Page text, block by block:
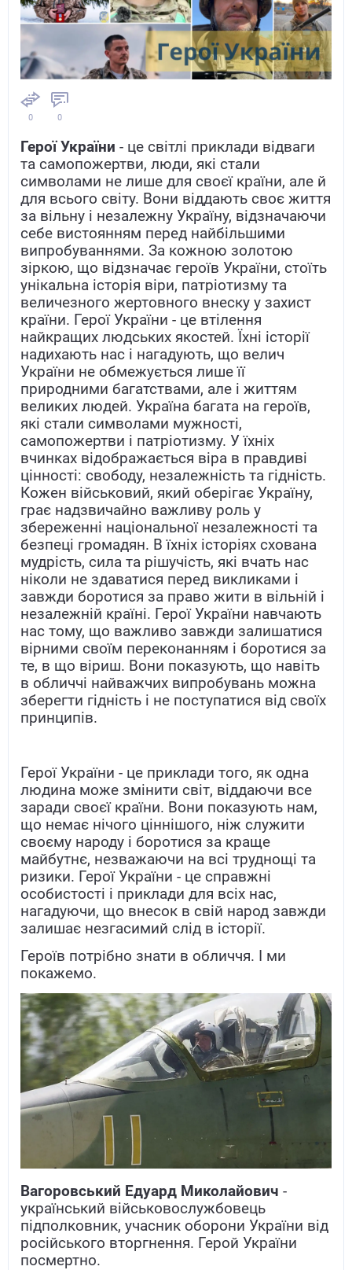
0 0
Герої України - це світлі приклади відваги
та самопожертви, люди, які стали
символами не лише для своєї країни, але й
для всього світу. Вони віддають своє життя
за вільну і незалежну Україну, відзначаючи
себе вистоянням перед найбільшими
випробуваннями. За кожною золотою
зіркою, що відзначає героїв України, стоїть
унікальна історія віри, патріотизму та
величезного жертовного внеску у захист
країни. Герої України - це втілення
найкращих людських якостей. Їхні історії
надихають нас і нагадують, що велич
України не обмежується лише її
природними багатствами, але і життям
великих людей. Україна багата на героїв,
які стали символами мужності,
самопожертви і патріотизму. У їхніх
вчинках відображається віра в правдиві
цінності: свободу, незалежність та гідність.
Кожен військовий, який оберігає Україну,
грає надзвичайно важливу роль у
збереженні національної незалежності та
безпеці громадян. В їхніх історіях схована
мудрість, сила та рішучість, які вчать нас
ніколи не здаватися перед викликами і
завжди боротися за право жити в вільній і
незалежній країні. Герої України навчають
нас тому, що важливо завжди залишатися
вірними своїм переконанням і боротися за
те, в що віриш. Вони показують, що навіть
в обличчі найважчих випробувань можна
зберегти гідність і не поступатися від своїх
принципів.
Герої України - це приклади того, як одна
людина може змінити світ, віддаючи все
заради своєї країни. Вони показують нам,
що немає нічого ціннішого, ніж служити
своєму народу і боротися за краще
майбутнє, незважаючи на всі труднощі та
ризики. Герої України - це справжні
особистості і приклади для всіх нас,
нагадуючи, що внесок в свій народ завжди
залишає незгасимий слід в історії.
Героїв потрібно знати в обличчя. І ми
покажемо.
Вагоровський Едуард Миколайович -
український військовослужбовець
підполковник, учасник оборони України від
російського вторгнення. Герой України
посмертно.